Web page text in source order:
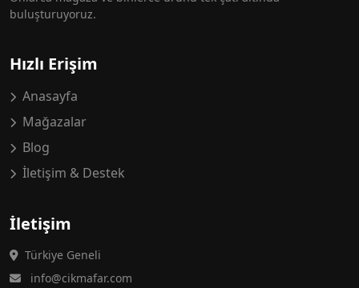
buluşturuyoruz.
Hızlı Erişim
Anasayfa
Mağazalar
Blog
İletişim & Destek
İletişim
Türkiye Geneli
info@cikmafar.com